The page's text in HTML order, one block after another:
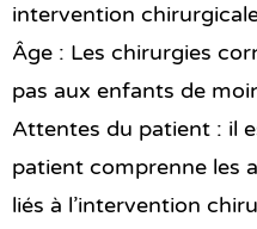
intervention
Âge : Les chirurgies
pas aux enfants de
Attentes du patient : il
patient comprenne les
liés à l’intervention